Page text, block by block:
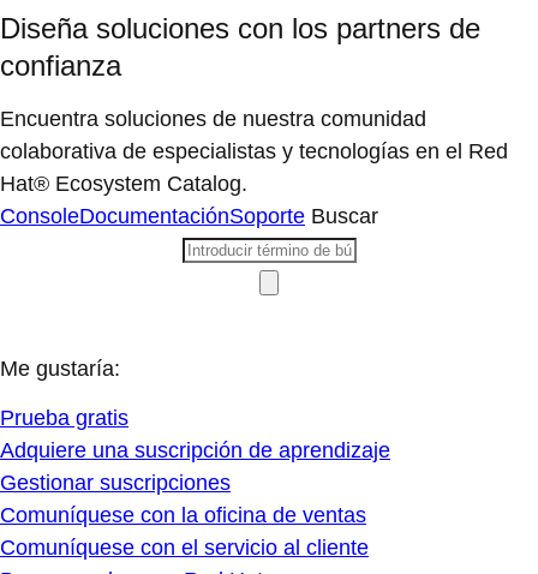
Diseña soluciones con los partners de
confianza
Encuentra soluciones de nuestra comunidad
colaborativa de especialistas y tecnologías en el Red
Hat® Ecosystem Catalog.
ConsoleDocumentaciónSoporte Buscar
Me gustaría:
Prueba gratis
Adquiere una suscripción de aprendizaje
Gestionar suscripciones
Comuníquese con la oficina de ventas
Comuníquese con el servicio al cliente